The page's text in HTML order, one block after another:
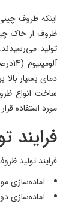
اینکه ظروف
ظروف از خاک
دمای بسیار
ساخت انواع
مورد استفاده
فرایند
فرایند تولید
آماده‌سازی
آماده‌سازی